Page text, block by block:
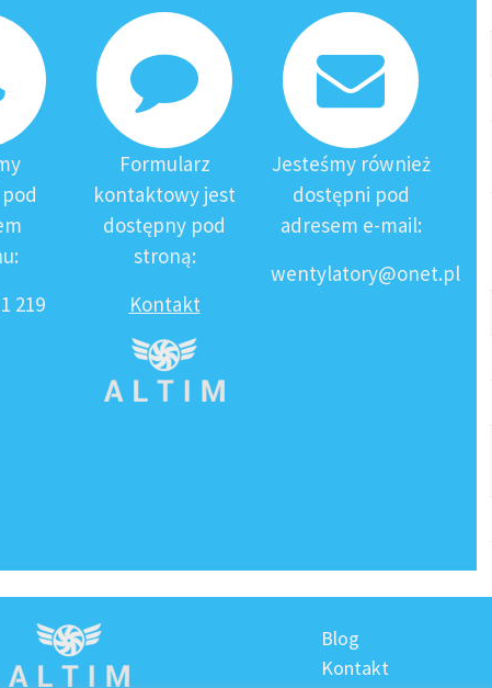
219
Formularz
kontaktowy jest
dostępny pod
stroną:
Kontakt
Jesteśmy również
dostępni pod
adresem e-mail:
wentylatory@onet.pl
Blog
Kontakt